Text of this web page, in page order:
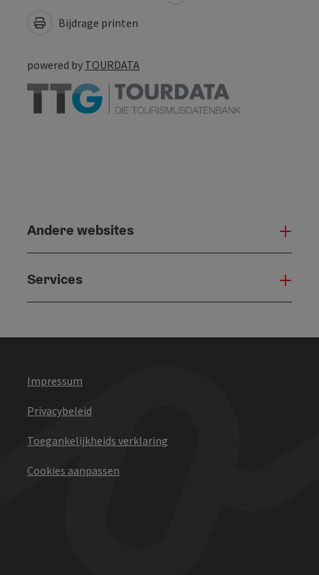
Bijdrage printen
powered by TOURDATA
Andere websites
Services
Impressum
Privacybeleid
Toegankelijkheids verklaring
Cookies aanpassen